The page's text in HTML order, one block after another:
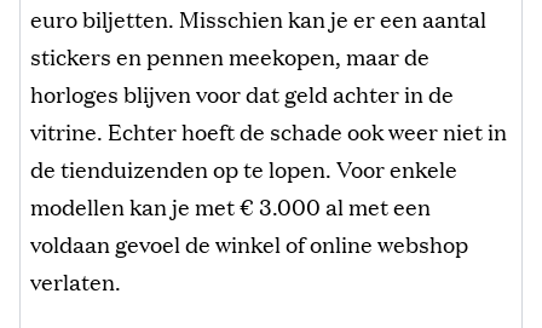
euro biljetten. Misschien kan je er een aantal
stickers en pennen meekopen, maar de
horloges blijven voor dat geld achter in de
vitrine. Echter hoeft de schade ook weer niet in
de tienduizenden op te lopen. Voor enkele
modellen kan je met € 3.000 al met een
voldaan gevoel de winkel of online webshop
verlaten.